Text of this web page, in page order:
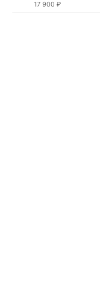
17 900 ₽